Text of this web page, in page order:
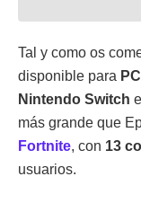
Tal y como os
disponible para
Nintendo Switch
más grande que
Fortnite, con 13
usuarios.